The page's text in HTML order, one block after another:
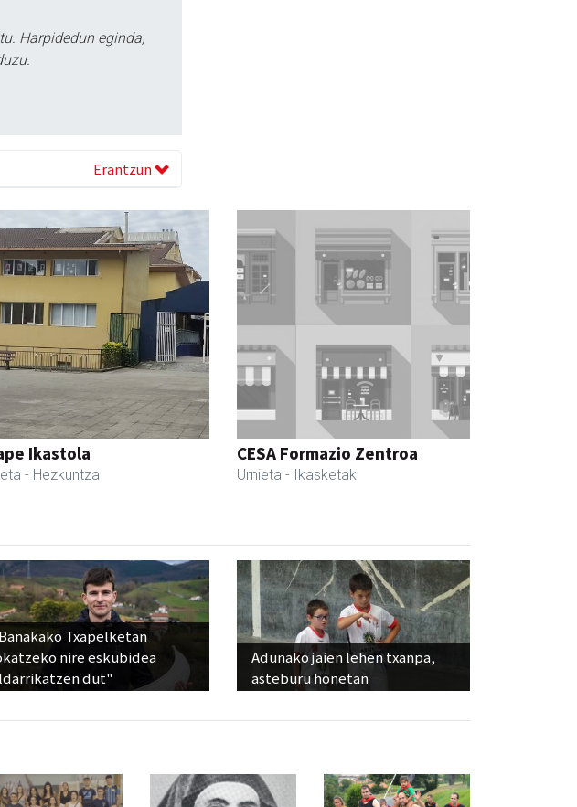
Harpidedun eginda,
Erantzun
Ikastola
- Hezkuntza
CESA Formazio Zentroa
Urnieta - Ikasketak
Txapelketan
nire eskubidea
dut"
Adunako jaien lehen txanpa,
asteburu honetan